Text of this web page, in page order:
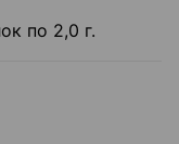
по 2,0 г.